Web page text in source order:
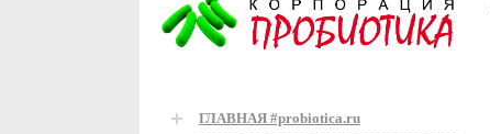
ГЛАВНАЯ #probiotica.ru